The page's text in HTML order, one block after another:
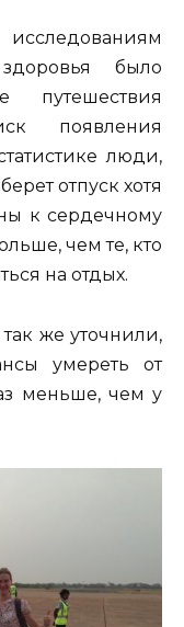
было
путешествия
появления
люди,
отпуск хотя
к сердечному
чем те, кто
на отдых.
же уточнили,
умереть от
меньше, чем у